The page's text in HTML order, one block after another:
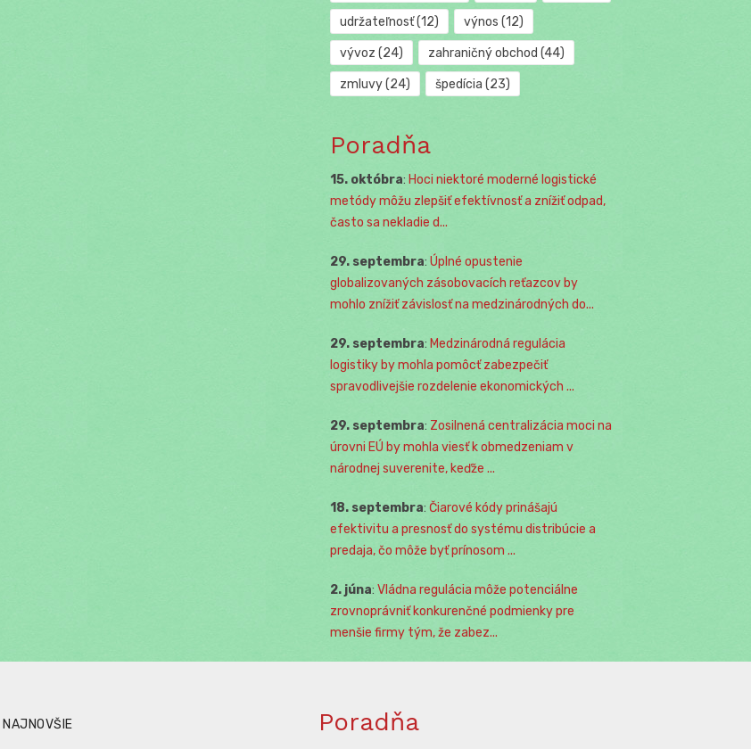
udržateľnosť(12) výnos (12)
vývoz (24) zahraničný obchod (44)
zmluvy(24) špedícia (23)
Poradňa
15. októbra: Hoci niektoré moderné logistické
metódy môžu zlepšiť efektívnosť a znížiť odpad,
často sa nekladie d...
29. septembra: Úplné opustenie
globalizovaných zásobovacích reťazcov by
mohlo znížiť závislosť na medzinárodných do...
29. septembra: Medzinárodná regulácia
logistiky by mohla pomôcť zabezpečiť
spravodlivejšie rozdelenie ekonomických ...
29. septembra: Zosilnená centralizácia moci na
úrovni EÚ by mohla viesť k obmedzeniam v
národnej suverenite, keďže ...
18. septembra: Čiarové kódy prinášajú
efektivitu a presnosť do systému distribúcie a
predaja, čo môže byť prínosom ...
2. júna: Vládna regulácia môže potenciálne
zrovnoprávniť konkurenčné podmienky pre
menšie firmy tým, že zabez...
NAJNOVŠIE Poradňa